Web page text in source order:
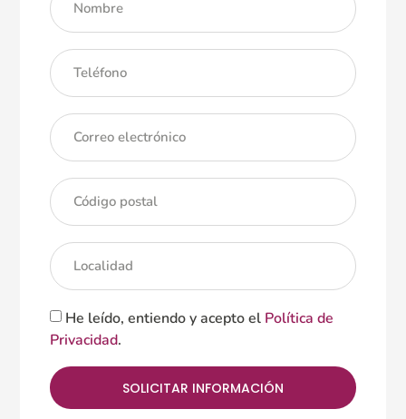
He leído, entiendo y acepto el Política de
Privacidad.
SOLICITAR INFORMACIÓN